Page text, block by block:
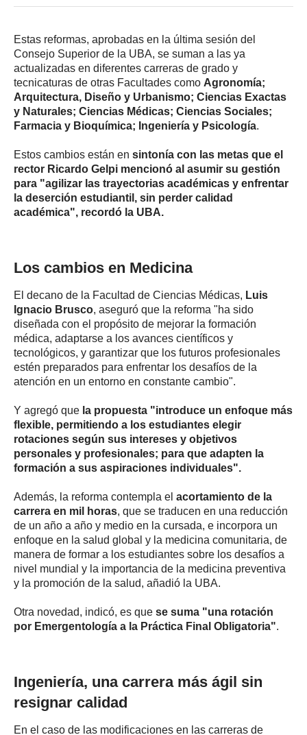
Estas reformas, aprobadas en la última sesión del
Consejo Superior de la UBA, se suman a las ya
actualizadas en diferentes carreras de grado y
tecnicaturas de otras Facultades como Agronomía;
Arquitectura, Diseño y Urbanismo; Ciencias Exactas
y Naturales; Ciencias Médicas; Ciencias Sociales;
Farmacia y Bioquímica; Ingeniería y Psicología.
Estos cambios están en sintonía con las metas que el
rector Ricardo Gelpi mencionó al asumir su gestión
para "agilizar las trayectorias académicas y enfrentar
la deserción estudiantil, sin perder calidad
académica", recordó la UBA.
Los cambios en Medicina
El decano de la Facultad de Ciencias Médicas, Luis
Ignacio Brusco, aseguró que la reforma "ha sido
diseñada con el propósito de mejorar la formación
médica, adaptarse a los avances científicos y
tecnológicos, y garantizar que los futuros profesionales
estén preparados para enfrentar los desafíos de la
atención en un entorno en constante cambio".
Y agregó que la propuesta "introduce un enfoque más
flexible, permitiendo a los estudiantes elegir
rotaciones según sus intereses y objetivos
personales y profesionales; para que adapten la
formación a sus aspiraciones individuales".
Además, la reforma contempla el acortamiento de la
carrera en mil horas, que se traducen en una reducción
de un año a año y medio en la cursada, e incorpora un
enfoque en la salud global y la medicina comunitaria, de
manera de formar a los estudiantes sobre los desafíos a
nivel mundial y la importancia de la medicina preventiva
y la promoción de la salud, añadió la UBA.
Otra novedad, indicó, es que se suma "una rotación
por Emergentología a la Práctica Final Obligatoria".
Ingeniería, una carrera más ágil sin
resignar calidad
En el caso de las modificaciones en las carreras de